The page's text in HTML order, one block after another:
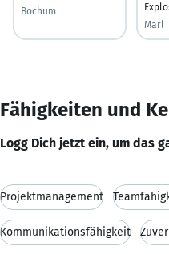
Bochum
Marl
Fähigkeiten und
Logg Dich jetzt ein, um das
Projektmanagement
Kommunikationsfähigkeit